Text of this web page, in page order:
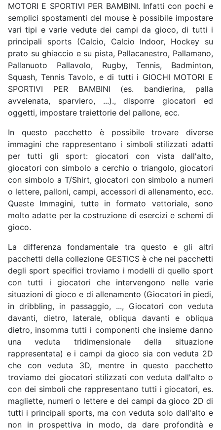
MOTORI E SPORTIVI PER BAMBINI. Infatti con pochi e
semplici spostamenti del mouse è possibile impostare
vari tipi e varie vedute dei campi da gioco, di tutti i
principali sports (Calcio, Calcio Indoor, Hockey su
prato su ghiaccio e su pista, Pallacanestro, Pallamano,
Pallanuoto Pallavolo, Rugby, Tennis, Badminton,
Squash, Tennis Tavolo, e di tutti i GIOCHI MOTORI E
SPORTIVI PER BAMBINI (es. bandierina, palla
avvelenata, sparviero, ...)., disporre giocatori ed
oggetti, impostare traiettorie del pallone, ecc.
In questo pacchetto è possibile trovare diverse
immagini che rappresentano i simboli stilizzati adatti
per tutti gli sport: giocatori con vista dall'alto,
giocatori con simbolo a cerchio o triangolo, giocatori
con simbolo a T/Shirt, giocatori con simbolo a numeri
o lettere, palloni, campi, accessori di allenamento, ecc.
Queste Immagini, tutte in formato vettoriale, sono
molto adatte per la costruzione di esercizi e schemi di
gioco.
La differenza fondamentale tra questo e gli altri
pacchetti della collezione GESTICS è che nei pacchetti
degli sport specifici troviamo i modelli di quello sport
con tutti i giocatori che intervengono nelle varie
situazioni di gioco e di allenamento (Giocatori in piedi,
in dribbling, in passaggio, ..., Giocatori con veduta
davanti, dietro, laterale, obliqua davanti e obliqua
dietro, insomma tutti i componenti che insieme danno
una veduta tridimensionale della situazione
rappresentata) e i campi da gioco sia con veduta 2D
che con veduta 3D, mentre in questo pacchetto
troviamo dei giocatori stilizzati con veduta dall'alto o
con dei simboli che rappresentano tutti i giocatori, es.
magliette, numeri o lettere e dei campi da gioco 2D di
tutti i principali sports, ma con veduta solo dall'alto e
non in prospettiva in modo, da dare profondità e